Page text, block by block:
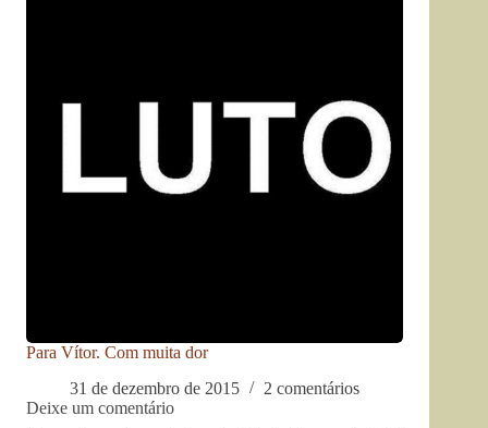
Para Vítor. Com muita dor
31 de dezembro de 2015
2 comentários
Deixe um comentário